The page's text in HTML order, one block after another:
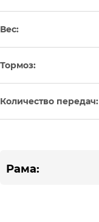
Вес:
Тормоз:
Количество передач:
Рама: